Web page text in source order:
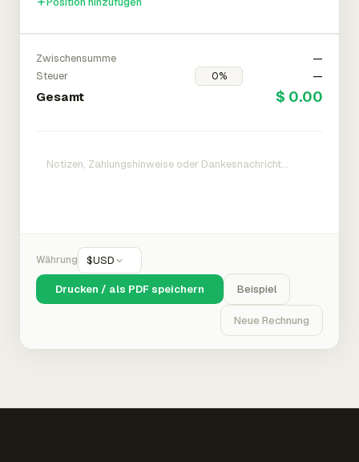
Zwischensumme
—
Steuer
—
Gesamt $ 0.00
Währung $USD
Drucken / als PDF speichern Beispiel
Neue Rechnung